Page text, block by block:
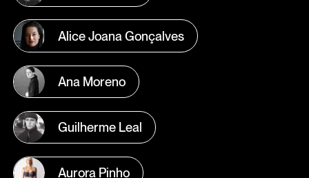
Alice Joana Gonçalves
Ana Moreno
Guilherme Leal
Aurora Pinho